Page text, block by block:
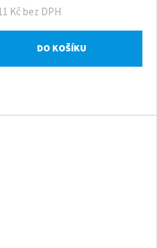
Kč bez DPH
DO KOŠÍKU